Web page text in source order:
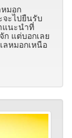
มอก
ะไปยืนรับ
แนะนำที่
ก แต่บอกเลย
หมอกเหนือ